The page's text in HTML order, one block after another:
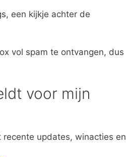
een kijkje achter de
vol spam te ontvangen, dus
voor mijn
updates, winacties en